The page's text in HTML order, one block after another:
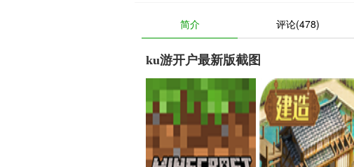
简介 评论(478)
ku游开户最新版截图